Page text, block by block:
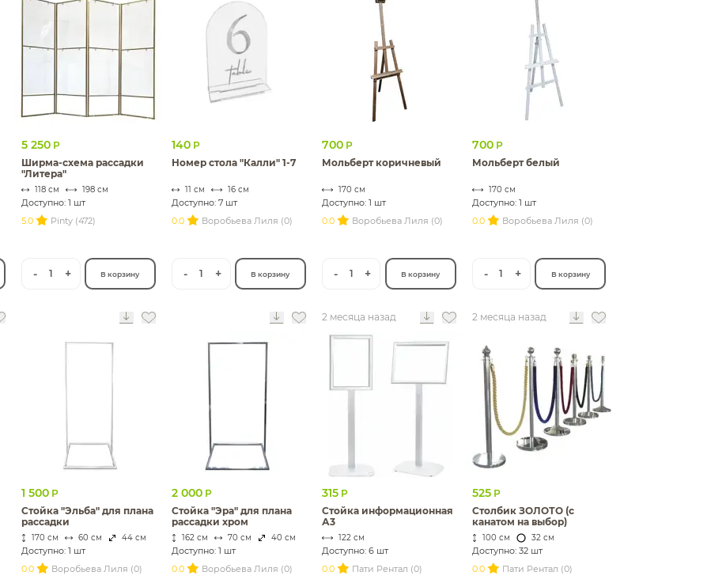
5 250 Р
Ширма-схема рассадки
"Литера"
118 см 198 см
Доступно: 1 шт
5.0
Pinty (472)
- 1 + В корзину
140 Р
Номер стола "Калли" 1-7
11 см 16 см
Доступно: 7 шт
0.0
Воробьева Лиля (0)
- 1 + В корзину
700 Р
Мольберт коричневый
170 см
Доступно: 1 шт
0.0
Воробьева Лиля (0)
- 1 + В корзину
700 Р
Мольберт белый
170 см
Доступно: 1 шт
0.0
Воробьева Лиля (0)
- 1 + В корзину
1 500 Р
Стойка "Эльба" для плана
рассадки
170 см 60 см 44 см
Доступно: 1 шт
0.0
Воробьева Лиля (0)
2 000 Р
Стойка "Эра" для плана
рассадки хром
162 см 70 см 40 см
Доступно: 1 шт
0.0
Воробьева Лиля (0)
2 месяца назад
315 Р
Стойка информационная
А3
122 см
Доступно: 6 шт
0.0
Пати Рентал (0)
2 месяца назад
525 Р
Столбик ЗОЛОТО (с
канатом на выбор)
100 см 32 см
Доступно: 32 шт
0.0
Пати Рентал (0)